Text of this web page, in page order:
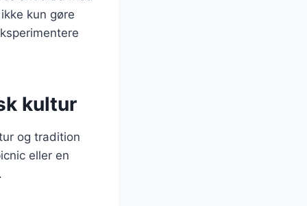
kun gøre
kultur
og tradition
eller en